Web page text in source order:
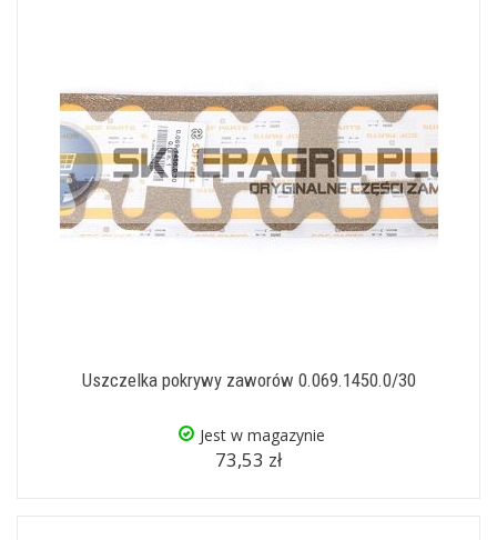
Uszczelka pokrywy zaworów 0.069.1450.0/30
Jest w magazynie
73,53 zł